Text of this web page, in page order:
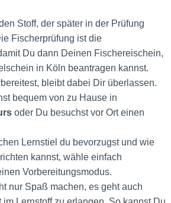
Stoff, der später in der Prüfung
Fischerprüfung ist die
Du dann Deinen Fischereischein,
in Köln beantragen kannst.
bleibt dabei Dir überlassen.
bequem von zu Hause in
oder Du besuchst vor Ort einen
Lernstiel du bevorzugst und wie
kannst, wähle einfach
Vorbereitungsmodus.
nur Spaß machen, es geht auch